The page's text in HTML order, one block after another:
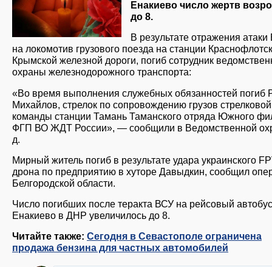
Енакиево число жертв
до 8.
В результате отражения
на локомотив грузового поезда на станции
Крымской железной дороги, погиб сотрудник
охраны железнодорожного транспорта:
«Во время выполнения служебных обязанностей погиб
Михайлов, стрелок по сопровождению грузов стрелковой
команды станции Тамань Таманского отряда Южного
ФГП ВО ЖДТ России», — сообщили в Ведомственной
д.
Мирный житель погиб в результате удара украинского
дрона по предприятию в хуторе Давыдкин, сообщил
Белгородской области.
Число погибших после теракта ВСУ на рейсовый
Енакиево в ДНР увеличилось до 8.
Читайте также: Сегодня в Севастополе ограничена
продажа бензина для частных автомобилей